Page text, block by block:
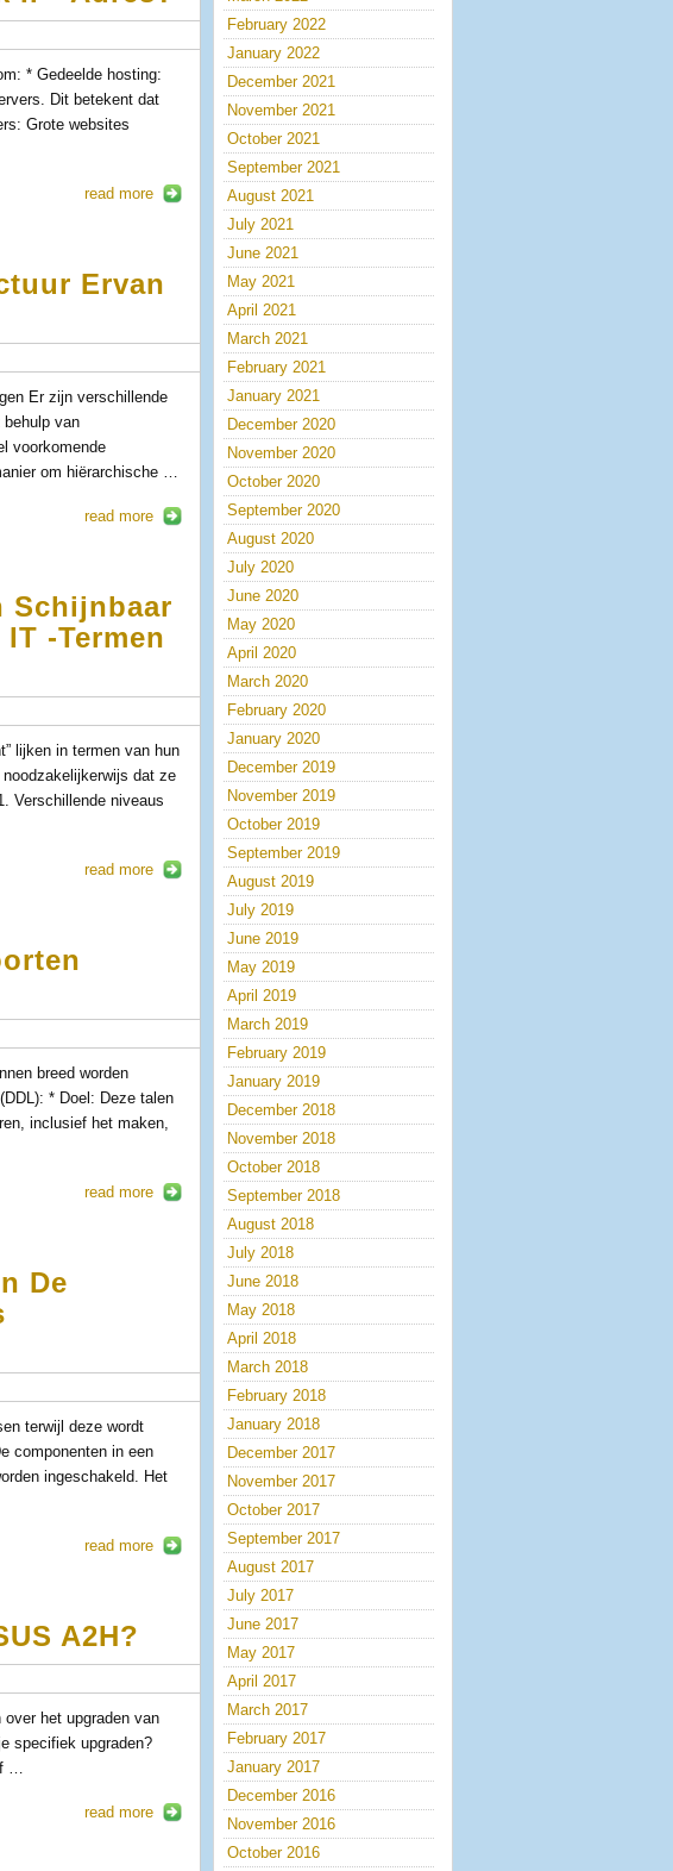
* Gedeelde hosting:
Dit betekent dat
Grote websites
read more
Ervan
Er zijn verschillende
van
voorkomende
om hiërarchische …
read more
Schijnbaar
-termen
lijken in termen van hun
dat ze
Verschillende niveaus
read more
breed worden
* Doel: Deze talen
inclusief het maken,
read more
De
terwijl deze wordt
componenten in een
ingeschakeld. Het
read more
A2H?
het upgraden van
specifiek upgraden?
…
read more
February 2022
January 2022
December 2021
November 2021
October 2021
September 2021
August 2021
July 2021
June 2021
May 2021
April 2021
March 2021
February 2021
January 2021
December 2020
November 2020
October 2020
September 2020
August 2020
July 2020
June 2020
May 2020
April 2020
March 2020
February 2020
January 2020
December 2019
November 2019
October 2019
September 2019
August 2019
July 2019
June 2019
May 2019
April 2019
March 2019
February 2019
January 2019
December 2018
November 2018
October 2018
September 2018
August 2018
July 2018
June 2018
May 2018
April 2018
March 2018
February 2018
January 2018
December 2017
November 2017
October 2017
September 2017
August 2017
July 2017
June 2017
May 2017
April 2017
March 2017
February 2017
January 2017
December 2016
November 2016
October 2016